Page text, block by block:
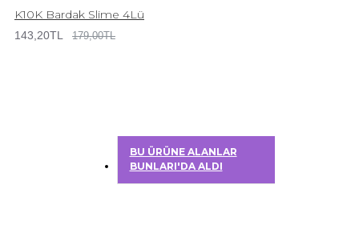
K10K Bardak Slime 4Lü
143,20TL 179,00TL
BU ÜRÜNE ALANLAR
BUNLARI'DA ALDI